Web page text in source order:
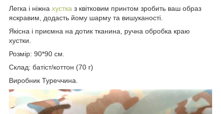
Легка і ніжна хустка з квітковим принтом зробить ваш образ
яскравим, додасть йому шарму та вишуканості.
Якісна і приємна на дотик тканина, ручна обробка краю
хустки.
Розмір: 90*90 см.
Склад: батіст/коттон (70 г)
Виробник Туреччина.